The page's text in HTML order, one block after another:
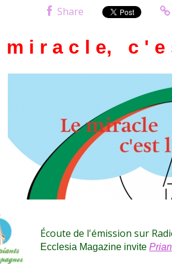
Share
m i r a c l e, c '
Écoute de l'émission sur
Ecclesia Magazine invite